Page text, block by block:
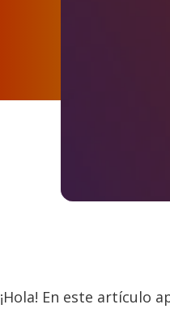
¡Hola! En este artículo